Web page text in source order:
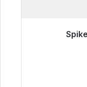
Klaar voor